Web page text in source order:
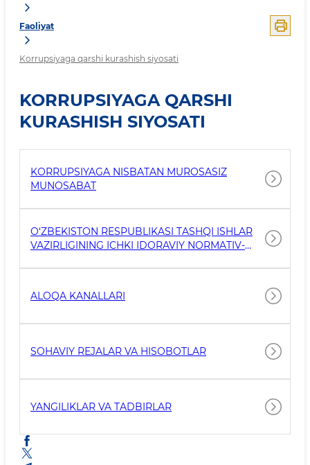
Faoliyat
Korrupsiyaga qarshi kurashish siyosati
KORRUPSIYAGA QARSHI
KURASHISH SIYOSATI
KORRUPSIYAGA NISBATAN MUROSASIZ
MUNOSABAT
O‘ZBEKISTON RESPUBLIKASI TASHQI ISHLAR
VAZIRLIGINING ICHKI IDORAVIY NORMATIV-
ALOQA KANALLARI
SOHAVIY REJALAR VA HISOBOTLAR
YANGILIKLAR VA TADBIRLAR